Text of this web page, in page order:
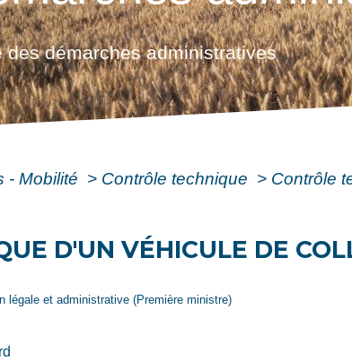
des démarches administratives
- Mobilité > Contrôle technique > Contrôle
D'UN VÉHICULE DE
légale et administrative (Première ministre)